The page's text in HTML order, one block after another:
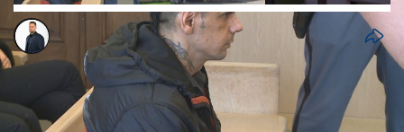
Matěj Rychlý
4. úno 2025, 18:30
Osmnáct let za mřížemi. Takový trest v
úterý potvrdil vrchní soud Aleši Šafrovi,